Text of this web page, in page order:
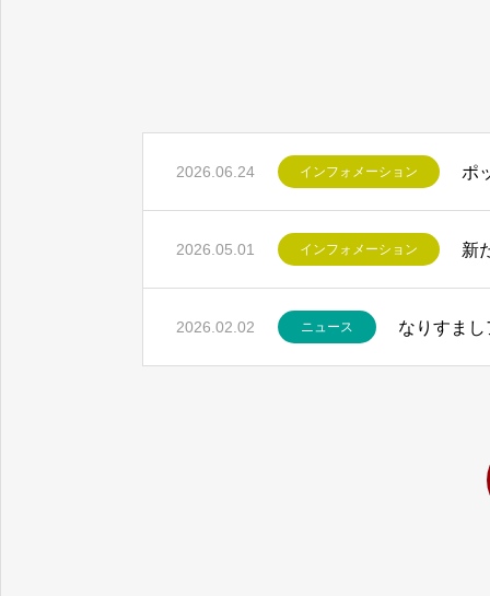
令和8年4月の有効求人
2026.06.24 インフォメーション ポ
2026.05.01 インフォメーション 新
2026.02.02 ニュース なりすま